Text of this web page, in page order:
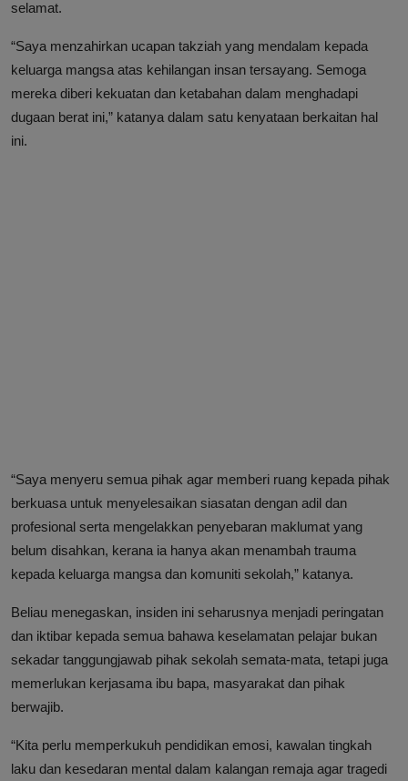
selamat.
“Saya menzahirkan ucapan takziah yang mendalam kepada
keluarga mangsa atas kehilangan insan tersayang. Semoga
mereka diberi kekuatan dan ketabahan dalam menghadapi
dugaan berat ini,” katanya dalam satu kenyataan berkaitan hal
ini.
“Saya menyeru semua pihak agar memberi ruang kepada pihak
berkuasa untuk menyelesaikan siasatan dengan adil dan
profesional serta mengelakkan penyebaran maklumat yang
belum disahkan, kerana ia hanya akan menambah trauma
kepada keluarga mangsa dan komuniti sekolah,” katanya.
Beliau menegaskan, insiden ini seharusnya menjadi peringatan
dan iktibar kepada semua bahawa keselamatan pelajar bukan
sekadar tanggungjawab pihak sekolah semata-mata, tetapi juga
memerlukan kerjasama ibu bapa, masyarakat dan pihak
berwajib.
“Kita perlu memperkukuh pendidikan emosi, kawalan tingkah
laku dan kesedaran mental dalam kalangan remaja agar tragedi